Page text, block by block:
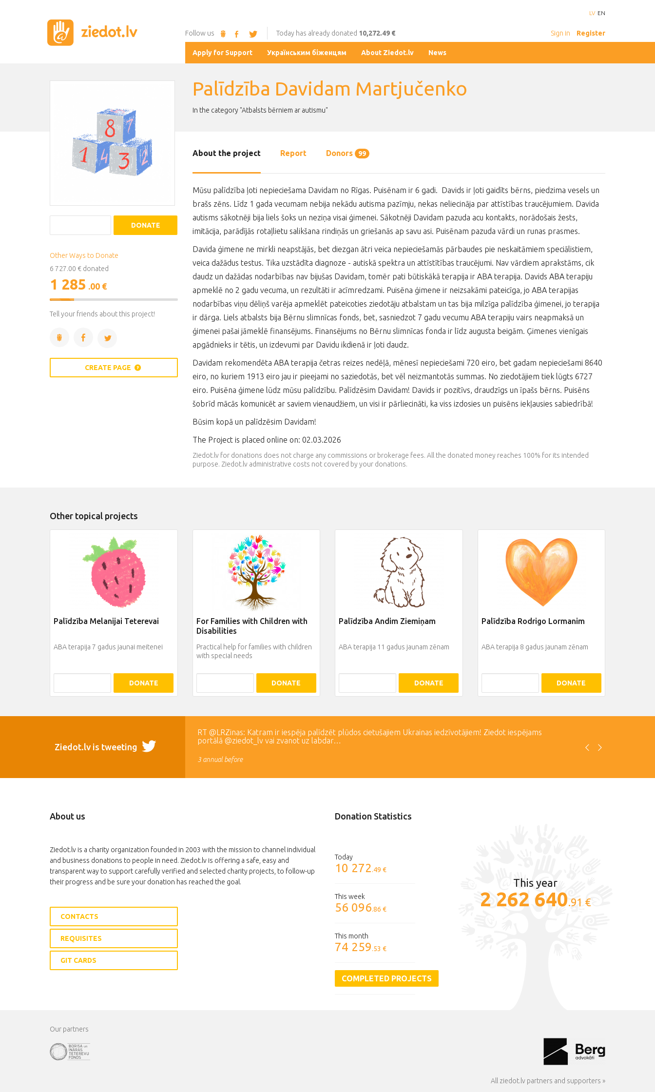
LV EN
Follow us Today has already donated 10,272.49 € Sign in Register
Apply for Support Українським біженцям About Ziedot.lv News
Palīdzība Davidam Martjučenko
In the category "Atbalsts bērniem ar autismu"
DONATE
Other Ways to Donate
6 727.00 € donated
1 285 .00 €
19%
Complete
Tell your friends about this project!
CREATE PAGE
About the project Report Donors 99
Mūsu palīdzība ļoti nepieciešama Davidam no Rīgas. Puisēnam ir 6 gadi. Davids ir ļoti gaidīts bērns, piedzima vesels un
brašs zēns. Līdz 1 gada vecumam nebija nekādu autisma pazīmju, nekas neliecināja par attīstības traucējumiem. Davida
autisms sākotnēji bija liels šoks un neziņa visai ģimenei. Sākotnēji Davidam pazuda acu kontakts, norādošais žests,
imitācija, parādījās rotaļlietu salikšana rindiņās un griešanās ap savu asi. Puisēnam pazuda vārdi un runas prasmes.
Davida ģimene ne mirkli neapstājās, bet diezgan ātri veica nepieciešamās pārbaudes pie neskaitāmiem speciālistiem,
veica dažādus testus. Tika uzstādīta diagnoze - autiskā spektra un attīstītības traucējumi. Nav vārdiem aprakstāms, cik
daudz un dažādas nodarbības nav bijušas Davidam, tomēr pati būtiskākā terapija ir ABA terapija. Davids ABA terapiju
apmeklē no 2 gadu vecuma, un rezultāti ir acīmredzami. Puisēna ģimene ir neizsakāmi pateicīga, jo ABA terapijas
nodarbības viņu dēliņš varēja apmeklēt pateicoties ziedotāju atbalstam un tas bija milzīga palīdzība ģimenei, jo terapija
ir dārga. Liels atbalsts bija Bērnu slimnīcas fonds, bet, sasniedzot 7 gadu vecumu ABA terapiju vairs neapmaksā un
ģimenei pašai jāmeklē finansējums. Finansējums no Bērnu slimnīcas fonda ir līdz augusta beigām. Ģimenes vienīgais
apgādnieks ir tētis, un izdevumi par Davidu ikdienā ir ļoti daudz.
Davidam rekomendēta ABA terapija četras reizes nedēļā, mēnesī nepieciešami 720 eiro, bet gadam nepieciešami 8640
eiro, no kuriem 1913 eiro jau ir pieejami no saziedotās, bet vēl neizmantotās summas. No ziedotājiem tiek lūgts 6727
eiro. Puisēna ģimene lūdz mūsu palīdzību. Palīdzēsim Davidam! Davids ir pozitīvs, draudzīgs un īpašs bērns. Puisēns
šobrīd mācās komunicēt ar saviem vienaudžiem, un visi ir pārliecināti, ka viss izdosies un puisēns iekļausies sabiedrībā!
Būsim kopā un palīdzēsim Davidam!
The Project is placed online on: 02.03.2026
Ziedot.lv for donations does not charge any commissions or brokerage fees. All the donated money reaches 100% for its intended
purpose. Ziedot.lv administrative costs not covered by your donations.
Other topical projects
Palīdzība Melanijai Teterevai
ABA terapija 7 gadus jaunai meitenei
DONATE
For Families with Children with
Disabilities
Practical help for families with children
with special needs
DONATE
Palīdzība Andim Ziemiņam
ABA terapija 11 gadus jaunam zēnam
DONATE
Palīdzība Rodrigo Lormanim
ABA terapija 8 gadus jaunam zēnam
DONATE
Ziedot.lv is tweeting
RT @LRZinas: Katram ir iespēja palīdzēt plūdos cietušajiem Ukrainas iedzīvotājiem! Ziedot iespējams
portālā @ziedot_lv vai zvanot uz labdar…
3 annual before
About us
Ziedot.lv is a charity organization founded in 2003 with the mission to channel individual
and business donations to people in need. Ziedot.lv is offering a safe, easy and
transparent way to support carefully verified and selected charity projects, to follow-up
their progress and be sure your donation has reached the goal.
CONTACTS
REQUISITES
GIT CARDS
Donation Statistics
Today
10 272.49 €
This week
56 096.86 €
This month
74 259.53 €
COMPLETED PROJECTS
This year
2 262 640.91 €
Our partners
All ziedot.lv partners and supporters »